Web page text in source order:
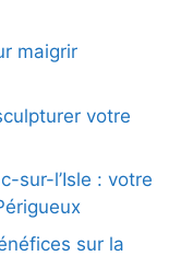
maigrir
votre
sur-l’Isle : votre
sur la